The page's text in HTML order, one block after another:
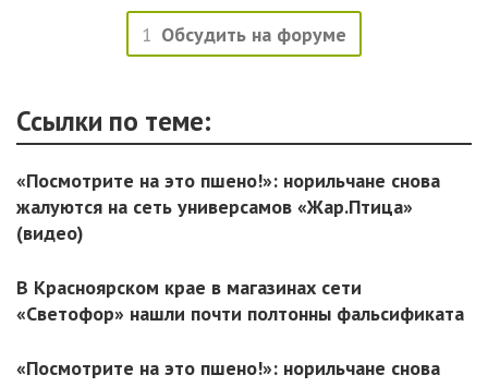
1 Обсудить на форуме
Ссылки по теме:
«Посмотрите на это пшено!»: норильчане снова
жалуются на сеть универсамов «Жар.Птица»
(видео)
В Красноярском крае в магазинах сети
«Светофор» нашли почти полтонны фальсификата
«Посмотрите на это пшено!»: норильчане снова